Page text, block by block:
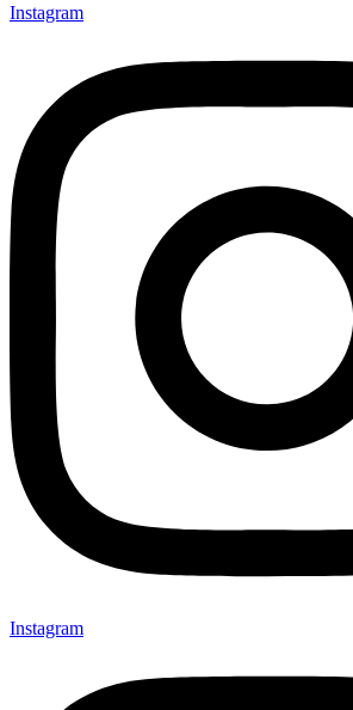
Instagram
Instagram